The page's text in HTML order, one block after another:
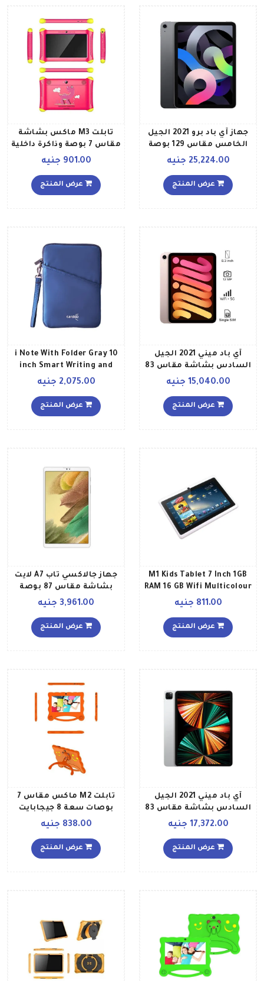
جهاز آي باد برو 2021 الجيل
الخامس مقاس 129 بوصة
بشريحة M1 وذاكرة داخلية
بواي فاي وتطبيق فيس تايم
ويدعم تقنية 5G إصدار
25,224.00 جنيه
عرض المنتج
تابلت M3 ماكس بشاشة
مقاس 7 بوصة وذاكرة داخلية
سعة 16 جيجابايت وذاكرة رام
تقنية الواي فاي، لون أحمر
901.00 جنيه
عرض المنتج
آي باد ميني 2021 الجيل
السادس بشاشة مقاس 83
بوصات وذاكرة داخلية سعة
الواي فاي وتقنية 5G ومزود
بتطبيق فيس تايم إصدار
15,040.00 جنيه
عرض المنتج
i Note With Folder Gray 10
inch Smart Writing and
Drawing Board for Mobile
2,075.00 جنيه
عرض المنتج
M1 Kids Tablet 7 Inch 1GB
RAM 16 GB Wifi Multicolour
811.00 جنيه
عرض المنتج
جهاز جالاكسي تاب A7 لايت
بشاشة مقاس 87 بوصة
وذاكرة رام بسعة 3 جيجابايت
LTE إصدار الشرق الأوسط،
3,961.00 جنيه
عرض المنتج
آي باد ميني 2021 الجيل
السادس بشاشة مقاس 83
بوصات وذاكرة داخلية سعة
الواي فاي وتقنية 5G ومزود
بتطبيق فيس تايم إصدار
17,372.00 جنيه
عرض المنتج
تابلت M2 ماكس مقاس 7
بوصات سعة 8 جيجابايت
بذاكرة رام 1 جيجابايت يعمل
برتقالي
838.00 جنيه
عرض المنتج